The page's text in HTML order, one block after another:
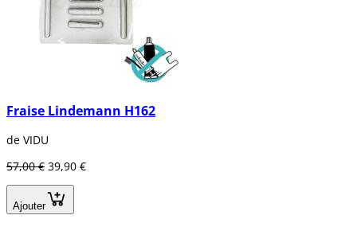
Fraise Lindemann H162
de VIDU
57,00 € 39,90 €
Ajouter